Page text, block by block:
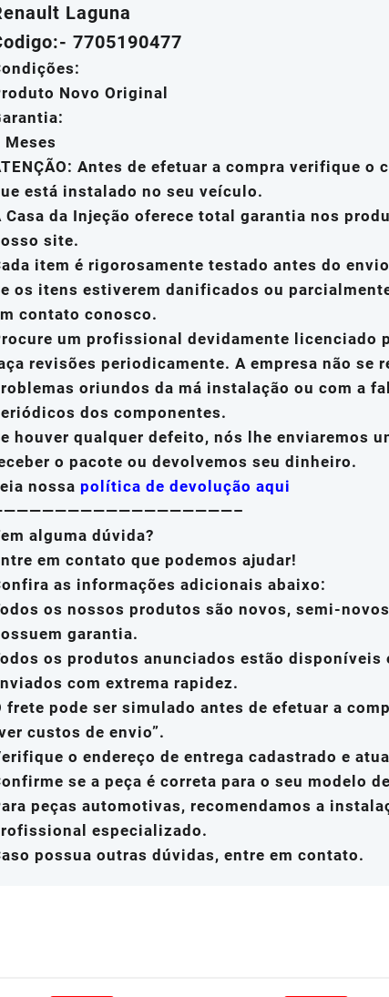
Laguna
7705190477
Novo Original
Meses
Antes de efetuar a compra verifique o
está instalado no seu veículo.
Casa da Injeção oferece total garantia nos
site.
item é rigorosamente testado antes do envio
os itens estiverem danificados ou
contato conosco.
um profissional devidamente licenciado
revisões periodicamente. A empresa não se
oriundos da má instalação ou com a
dos componentes.
houver qualquer defeito, nós lhe enviaremos
o pacote ou devolvemos seu dinheiro.
nossa política de devolução aqui
alguma dúvida?
em contato que podemos ajudar!
as informações adicionais abaixo:
os nossos produtos são novos, semi-
garantia.
os produtos anunciados estão disponíveis
com extrema rapidez.
frete pode ser simulado antes de efetuar a
custos de envio”.
o endereço de entrega cadastrado e
se a peça é correta para o seu modelo
peças automotivas, recomendamos a
especializado.
possua outras dúvidas, entre em contato.